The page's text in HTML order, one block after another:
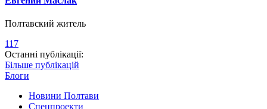
Полтавский житель
117
Останні публікації:
Більше публікацій
Блоги
Новини Полтави
Спецпроекти